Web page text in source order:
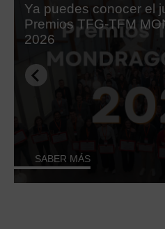
Ya puedes conocer el
Premios TFG-TFM
2026
SABER MÁS